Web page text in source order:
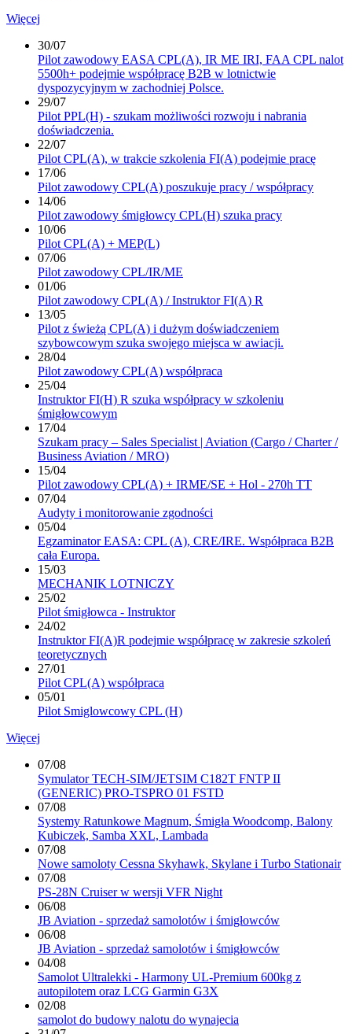
Więcej
30/07
Pilot zawodowy EASA CPL(A), IR ME IRI, FAA CPL nalot
5500h+ podejmie współpracę B2B w lotnictwie
dyspozycyjnym w zachodniej Polsce.
29/07
Pilot PPL(H) - szukam możliwości rozwoju i nabrania
doświadczenia.
22/07
Pilot CPL(A), w trakcie szkolenia FI(A) podejmie pracę
17/06
Pilot zawodowy CPL(A) poszukuje pracy / współpracy
14/06
Pilot zawodowy śmigłowcy CPL(H) szuka pracy
10/06
Pilot CPL(A) + MEP(L)
07/06
Pilot zawodowy CPL/IR/ME
01/06
Pilot zawodowy CPL(A) / Instruktor FI(A) R
13/05
Pilot z świeżą CPL(A) i dużym doświadczeniem
szybowcowym szuka swojego miejsca w awiacji.
28/04
Pilot zawodowy CPL(A) współpraca
25/04
Instruktor FI(H) R szuka współpracy w szkoleniu
śmigłowcowym
17/04
Szukam pracy – Sales Specialist | Aviation (Cargo / Charter /
Business Aviation / MRO)
15/04
Pilot zawodowy CPL(A) + IRME/SE + Hol - 270h TT
07/04
Audyty i monitorowanie zgodności
05/04
Egzaminator EASA: CPL (A), CRE/IRE. Współpraca B2B
cała Europa.
15/03
MECHANIK LOTNICZY
25/02
Pilot śmigłowca - Instruktor
24/02
Instruktor FI(A)R podejmie współpracę w zakresie szkoleń
teoretycznych
27/01
Pilot CPL(A) współpraca
05/01
Pilot Smiglowcowy CPL (H)
Więcej
07/08
Symulator TECH-SIM/JETSIM C182T FNTP II
(GENERIC) PRO-TSPRO 01 FSTD
07/08
Systemy Ratunkowe Magnum, Śmigła Woodcomp, Balony
Kubiczek, Samba XXL, Lambada
07/08
Nowe samoloty Cessna Skyhawk, Skylane i Turbo Stationair
07/08
PS-28N Cruiser w wersji VFR Night
06/08
JB Aviation - sprzedaż samolotów i śmigłowców
06/08
JB Aviation - sprzedaż samolotów i śmigłowców
04/08
Samolot Ultralekki - Harmony UL-Premium 600kg z
autopilotem oraz LCG Garmin G3X
02/08
samolot do budowy nalotu do wynajecia